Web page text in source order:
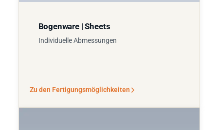
Bogenware | Sheets
Individuelle Abmessungen
Zu den Fertigungsmöglichkeiten